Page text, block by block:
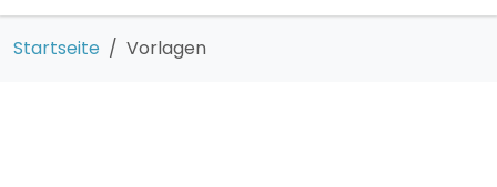
Startseite Vorlagen